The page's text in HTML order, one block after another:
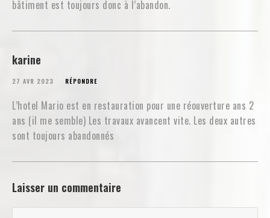
bâtiment est toujours donc à l’abandon.
karine
27 AVR 2023 RÉPONDRE
L’hotel Mario est en restauration pour une réouverture ans 2
ans (il me semble) Les travaux avancent vite. Les deux autres
sont toujours abandonnés
Laisser un commentaire